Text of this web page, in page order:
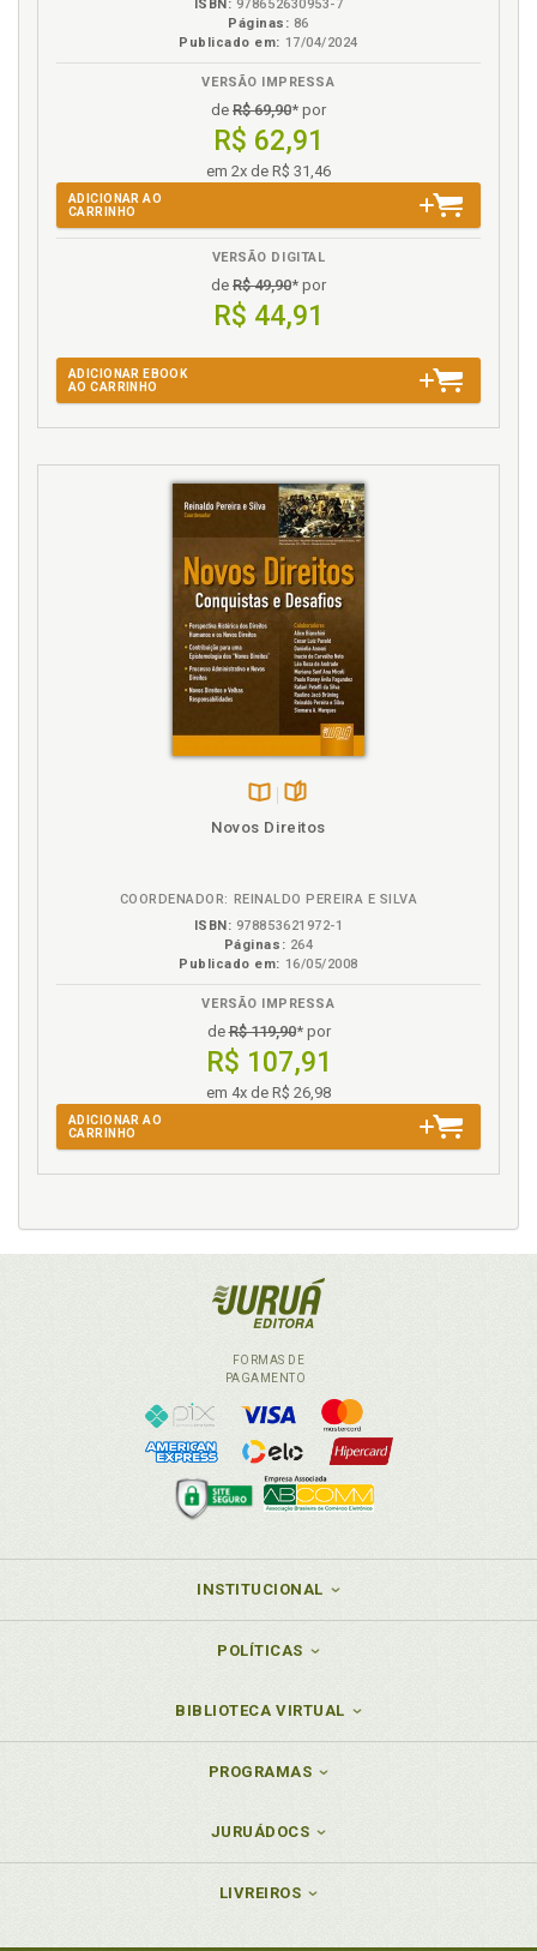
ISBN: 978652630953-7
Páginas: 86
Publicado em: 17/04/2024
VERSÃO IMPRESSA
de R$ 69,90* por
R$ 62,91
em 2x de R$ 31,46
ADICIONAR AO
CARRINHO
VERSÃO DIGITAL
de R$ 49,90* por
R$ 44,91
ADICIONAR EBOOK
AO CARRINHO
Novos Direitos
COORDENADOR: REINALDO PEREIRA E SILVA
ISBN: 978853621972-1
Páginas: 264
Publicado em: 16/05/2008
VERSÃO IMPRESSA
deR$ 119,90* por
R$ 107,91
em 4x de R$ 26,98
ADICIONAR AO
CARRINHO
FORMAS DE
PAGAMENTO
INSTITUCIONAL
POLÍTICAS
BIBLIOTECA VIRTUAL
PROGRAMAS
JURUÁDOCS
LIVREIROS